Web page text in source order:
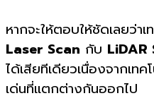
หากจะให้ตอบให้ชัดเลยว่า
Laser Scan กับ LiDAR
ได้เสียทีเดียวเนื่องจากเท
เด่นที่แตกต่างกันออกไป